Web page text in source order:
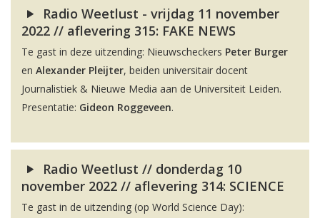
Radio Weetlust - vrijdag 11 november
2022 // aflevering 315: FAKE NEWS
Te gast in deze uitzending: Nieuwscheckers Peter Burger
en Alexander Pleijter, beiden universitair docent
Journalistiek & Nieuwe Media aan de Universiteit Leiden.
Presentatie: Gideon Roggeveen.
Radio Weetlust // donderdag 10
november 2022 // aflevering 314: SCIENCE
Te gast in de uitzending (op World Science Day):